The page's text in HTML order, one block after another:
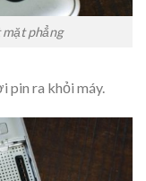
phẳng
pin ra khỏi máy.